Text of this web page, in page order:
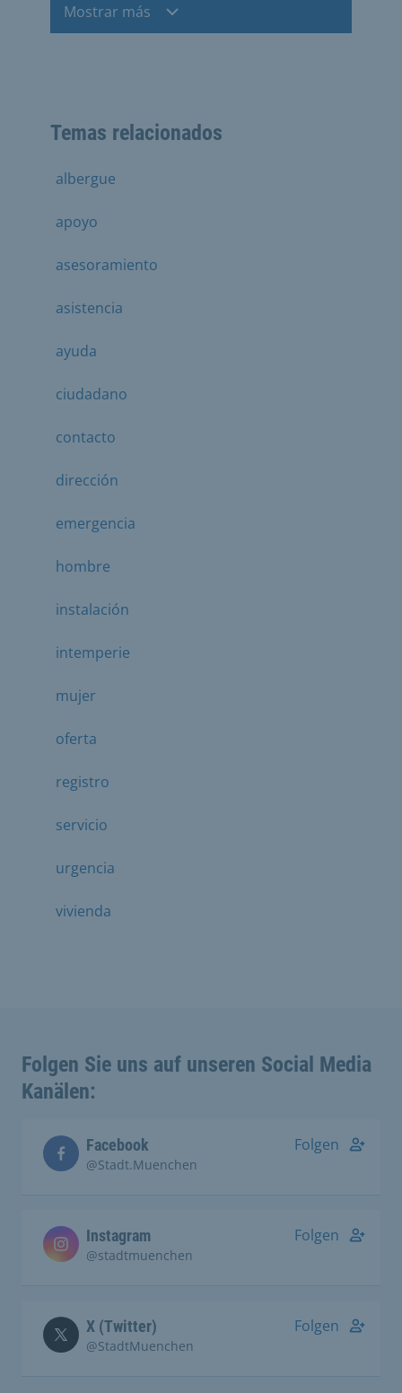
Mostrar más
Temas relacionados
albergue
apoyo
asesoramiento
asistencia
ayuda
ciudadano
contacto
dirección
emergencia
hombre
instalación
intemperie
mujer
oferta
registro
servicio
urgencia
vivienda
Folgen Sie uns auf unseren Social Media
Kanälen:
Facebook
@Stadt.Muenchen
Folgen
Instagram
@stadtmuenchen
Folgen
X (Twitter)
@StadtMuenchen
Folgen